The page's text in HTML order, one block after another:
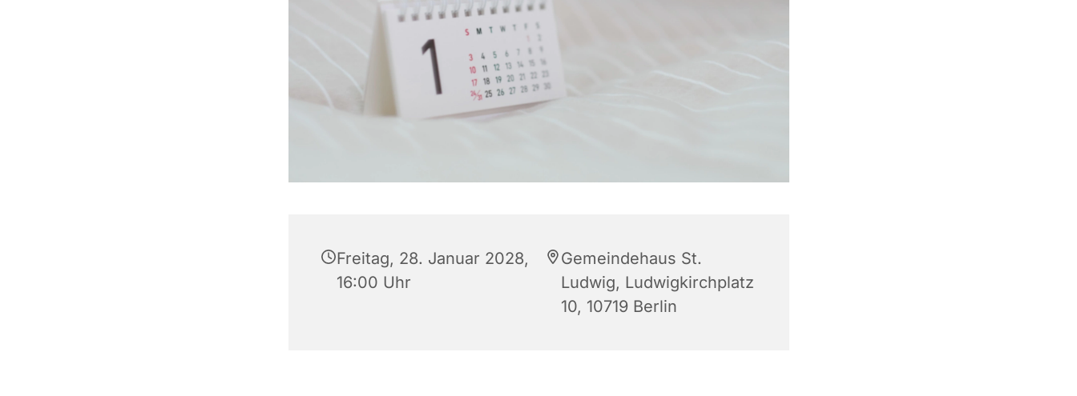
Freitag, 28. Januar 2028,
16:00 Uhr
Gemeindehaus St.
Ludwig, Ludwigkirchplatz
10, 10719 Berlin